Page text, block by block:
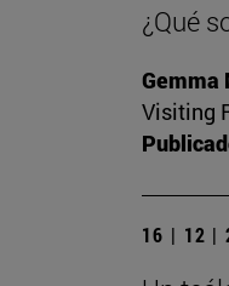
¿Qué
Gemma
Visiting
16 | 12 |